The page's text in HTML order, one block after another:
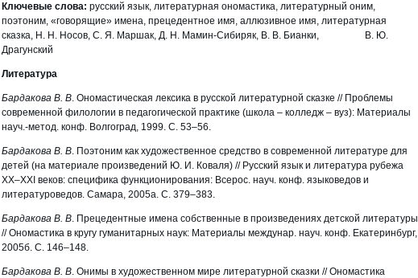
Ключевые слова: русский язык, литературная ономастика, литературный оним,
поэтоним, «говорящие» имена, прецедентное имя, аллюзивное имя, литературная
сказка, Н. Н. Носов, С. Я. Маршак, Д. Н. Мамин-Сибиряк, В. В. Бианки, В. Ю.
Драгунский
Литература
Бардакова В. В. Ономастическая лексика в русской литературной сказке // Проблемы
современной филологии в педагогической практике (школа – колледж – вуз): Материалы
науч.-метод. конф. Волгоград, 1999. С. 53–56.
Бардакова В. В. Поэтоним как художественное средство в современной литературе для
детей (на материале произведений Ю. И. Коваля) // Русский язык и литература рубежа
ХХ–ХХI веков: специфика функционирования: Всерос. науч. конф. языковедов и
литературоведов. Самара, 2005а. С. 379–383.
Бардакова В. В. Прецедентные имена собственные в произведениях детской литературы
// Ономастика в кругу гуманитарных наук: Материалы междунар. науч. конф. Екатеринбург,
2005б. С. 146–148.
Бардакова В. В. Онимы в художественном мире литературной сказки // Ономастика